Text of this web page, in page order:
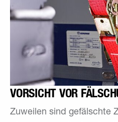
VORSICHT VOR
Zuweilen sind gefälschte